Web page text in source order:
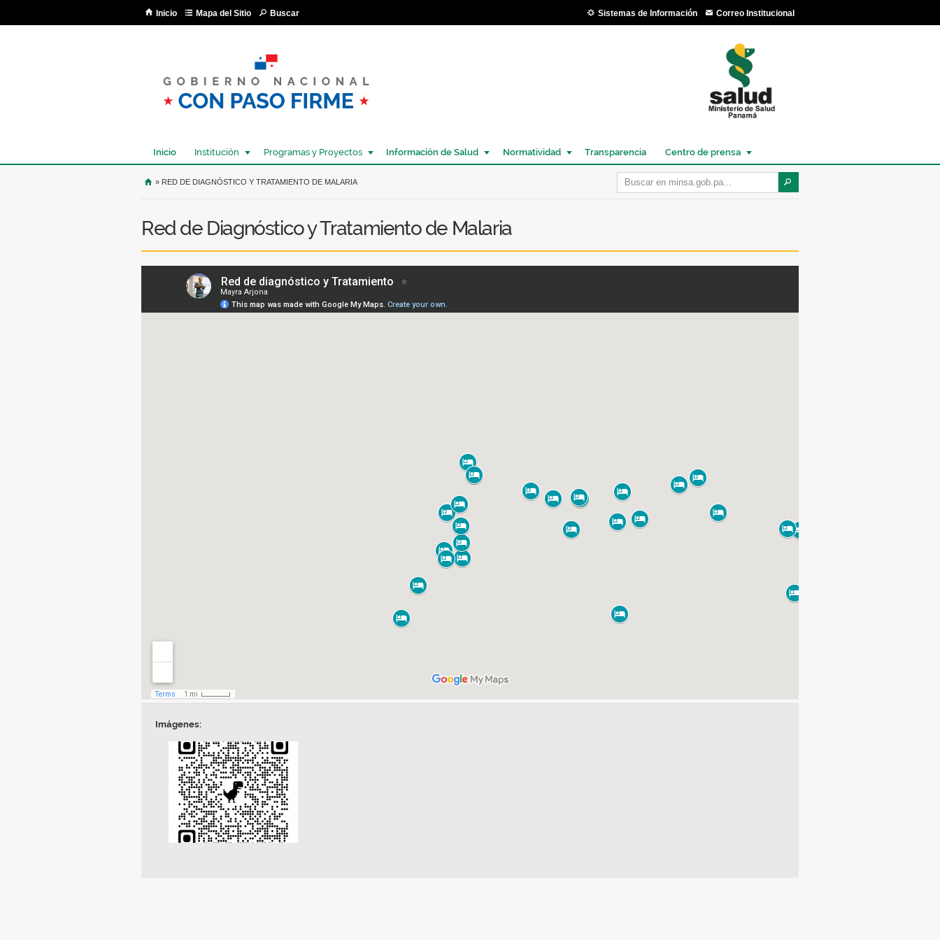
Inicio Mapa del Sitio Buscar Sistemas de Información Correo Institucional
Inicio Institución Programas y Proyectos Información de Salud Normatividad Transparencia Centro de prensa
USTED SE ENCUENTRA AQUÍ
» RED DE DIAGNÓSTICO Y TRATAMIENTO DE MALARIA
Red de Diagnóstico y Tratamiento de Malaria
Imágenes: